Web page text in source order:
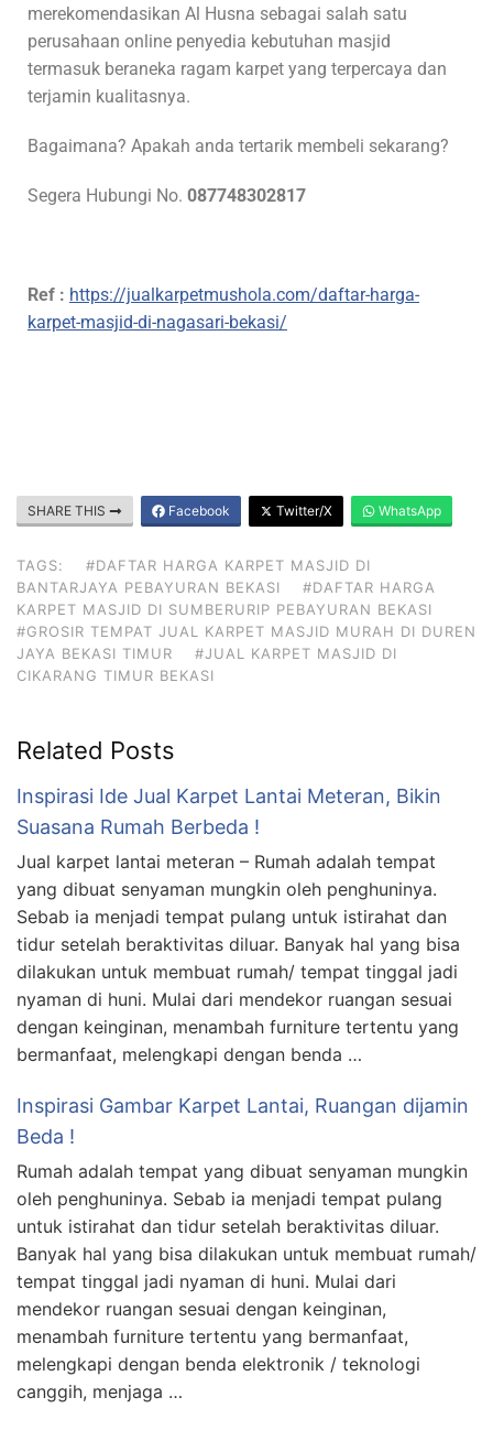
merekomendasikan Al Husna sebagai salah satu
perusahaan online penyedia kebutuhan masjid
termasuk beraneka ragam karpet yang terpercaya dan
terjamin kualitasnya.
Bagaimana? Apakah anda tertarik membeli sekarang?
Segera Hubungi No. 087748302817
Ref : https://jualkarpetmushola.com/daftar-harga-
karpet-masjid-di-nagasari-bekasi/
SHARE THIS Facebook Twitter/X WhatsApp
TAGS:
#DAFTAR HARGA KARPET MASJID DI
BANTARJAYA PEBAYURAN BEKASI
#DAFTAR HARGA
KARPET MASJID DI SUMBERURIP PEBAYURAN BEKASI
#GROSIR TEMPAT JUAL KARPET MASJID MURAH DI DUREN
JAYA BEKASI TIMUR
#JUAL KARPET MASJID DI
CIKARANG TIMUR BEKASI
Related Posts
Inspirasi Ide Jual Karpet Lantai Meteran, Bikin
Suasana Rumah Berbeda !
Jual karpet lantai meteran – Rumah adalah tempat
yang dibuat senyaman mungkin oleh penghuninya.
Sebab ia menjadi tempat pulang untuk istirahat dan
tidur setelah beraktivitas diluar. Banyak hal yang bisa
dilakukan untuk membuat rumah/ tempat tinggal jadi
nyaman di huni. Mulai dari mendekor ruangan sesuai
dengan keinginan, menambah furniture tertentu yang
bermanfaat, melengkapi dengan benda …
Inspirasi Gambar Karpet Lantai, Ruangan dijamin
Beda !
Rumah adalah tempat yang dibuat senyaman mungkin
oleh penghuninya. Sebab ia menjadi tempat pulang
untuk istirahat dan tidur setelah beraktivitas diluar.
Banyak hal yang bisa dilakukan untuk membuat rumah/
tempat tinggal jadi nyaman di huni. Mulai dari
mendekor ruangan sesuai dengan keinginan,
menambah furniture tertentu yang bermanfaat,
melengkapi dengan benda elektronik / teknologi
canggih, menjaga …